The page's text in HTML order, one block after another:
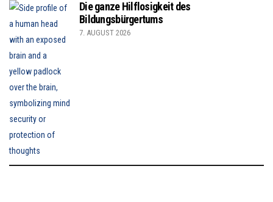
Die ganze Hilflosigkeit des
Bildungsbürgertums
7. AUGUST 2026